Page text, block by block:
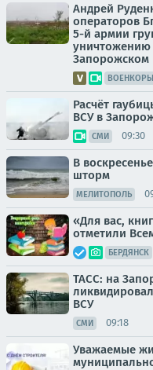
Андрей
операторов
5-й армии
уничтожению
Запорожском
ВОЕНКОРЫ
Расчёт
ВСУ в
СМИ 09:30
В
шторм
МЕЛИТОПОЛЬ
«Для вас,
отметили
БЕРДЯНСК
ТАСС: на
ВСУ
СМИ 09:18
Уважаемые